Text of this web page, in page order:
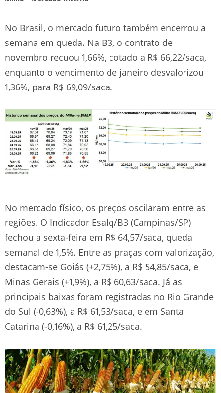
No Brasil, o mercado futuro também encerrou a
semana em queda. Na B3, o contrato de
novembro recuou 1,66%, cotado a R$ 66,22/saca,
enquanto o vencimento de janeiro desvalorizou
1,36%, para R$ 69,09/saca.
No mercado físico, os preços oscilaram entre as
regiões. O Indicador Esalq/B3 (Campinas/SP)
fechou a sexta-feira em R$ 64,57/saca, queda
semanal de 1,5%. Entre as praças com valorização,
destacam-se Goiás (+2,75%), a R$ 54,85/saca, e
Minas Gerais (+1,9%), a R$ 60,63/saca. Já as
principais baixas foram registradas no Rio Grande
do Sul (-0,63%), a R$ 61,53/saca, e em Santa
Catarina (-0,16%), a R$ 61,25/saca.